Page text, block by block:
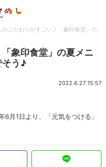
のこだわりがすごい！「象印食堂」の
象印食堂」の夏メニ
そう♪
2022.6.27 15:57
月1日より、「元気をつける」